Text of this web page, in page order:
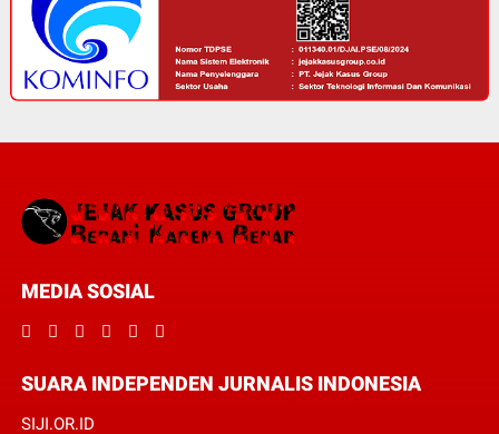
MEDIA SOSIAL
SUARA INDEPENDEN JURNALIS INDONESIA
SIJI.OR.ID